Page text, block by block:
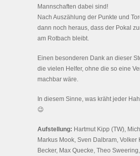
Mannschaften dabei sind!
Nach Auszählung der Punkte und
dann noch heraus, dass der Pokal
am Rotbach bleibt.
Einen besonderen Dank an dieser
die vielen Helfer, ohne die so eine
machbar wäre.
In diesem Sinne, was kräht jeder
😉
Aufstellung: Hartmut Kipp (TW),
Markus Mook, Sven Dalbram, Volker
Becker, Max Quecke, Theo